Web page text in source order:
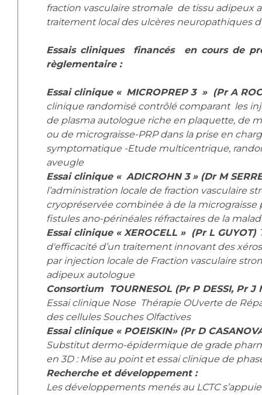
fraction vasculaire stromale de tissu adipeux
traitement local des ulcères neuropathiques
Essais cliniques financés en cours de
règlementaire :
Essai clinique « MICROPREP 3 » (Pr A
clinique randomisé contrôlé comparant les
de plasma autologue riche en plaquette, de
ou de micrograisse-PRP dans la prise en
symptomatique -Etude multicentrique,
aveugle
Essai clinique « ADICROHN 3 » (Dr M
l’administration locale de fraction vasculaire
cryopréservée combinée à de la
fistules ano-périnéales réfractaires de la
Essai clinique « XEROCELL » (Pr L GUYOT)
d'efficacité d’un traitement innovant des
par injection locale de Fraction vasculaire
adipeux autologue
Consortium TOURNESOL (Pr P DESSI, Pr J
Essai clinique Nose Thérapie OUverte de
des cellules Souches Olfactives
Essai clinique « POEISKIN» (Pr D
Substitut dermo-épidermique de grade
en 3D : Mise au point et essai clinique de
Recherche et développement :
Les développements menés au LCTC